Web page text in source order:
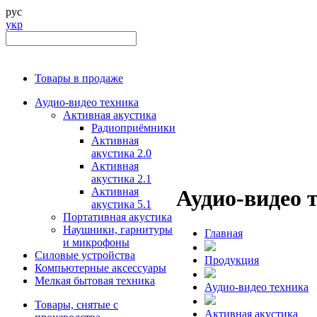
рус
укр
Товары в продаже
Аудио-видео техника
Активная акустика
Радиоприёмники
Активная
акустика 2.0
Активная
акустика 2.1
Активная
акустика 5.1
Портативная акустика
Наушники, гарнитуры
и микрофоны
Силовые устройства
Компьютерные аксессуары
Мелкая бытовая техника
Товары, снятые с
Аудио-видео
Главная
Продукция
Аудио-видео техника
Активная акустика